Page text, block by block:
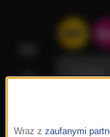
Wraz z zaufanymi